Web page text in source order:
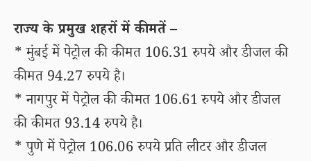
राज्य के प्रमुख शहरों में कीमतें –
* मुंबई में पेट्रोल की कीमत 106.31 रुपये और डीजल की
कीमत 94.27 रुपये है।
* नागपुर में पेट्रोल की कीमत 106.61 रुपये और डीजल
की कीमत 93.14 रुपये है।
* पुणे में पेट्रोल 106.06 रुपये प्रति लीटर और डीजल